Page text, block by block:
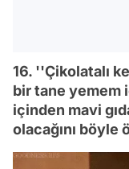
16. ''Çikolatalı
bir tane yemem
içinden mavi
olacağını böyle